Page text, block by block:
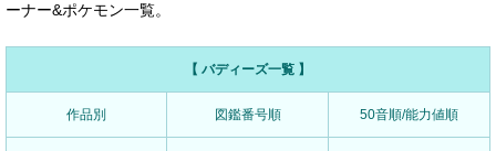
ーナー&ポケモン一覧。
【 バディーズ一覧 】
作品別 図鑑番号順 50音順/能力値順